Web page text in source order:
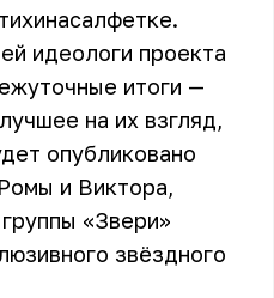
идеологи проекта
итоги —
на их взгляд,
опубликовано
и Виктора,
«Звери»
звёздного